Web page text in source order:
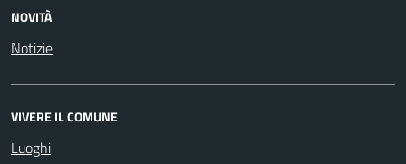
NOVITÀ
Notizie
VIVERE IL COMUNE
Luoghi